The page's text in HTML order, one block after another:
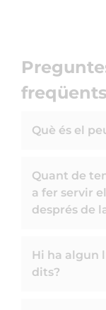
freqüents
Què és el
Quant de
a fer servir
després de
Hi ha algun
dits?